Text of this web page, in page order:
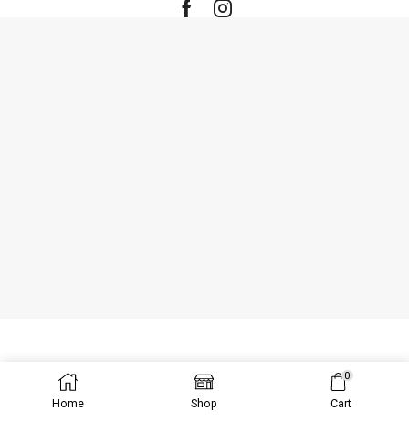
FacebookInstagram
Ⓒ Created by WebSeitenProfi.
Home Shop
0
Cart